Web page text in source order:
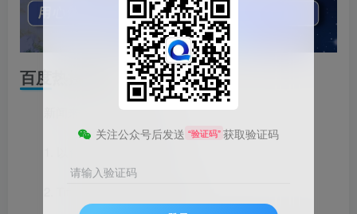
百度热搜新闻
新闻来源：百度热搜榜
关注公众号后发送 “验证码” 获取验证码
请输入验证码